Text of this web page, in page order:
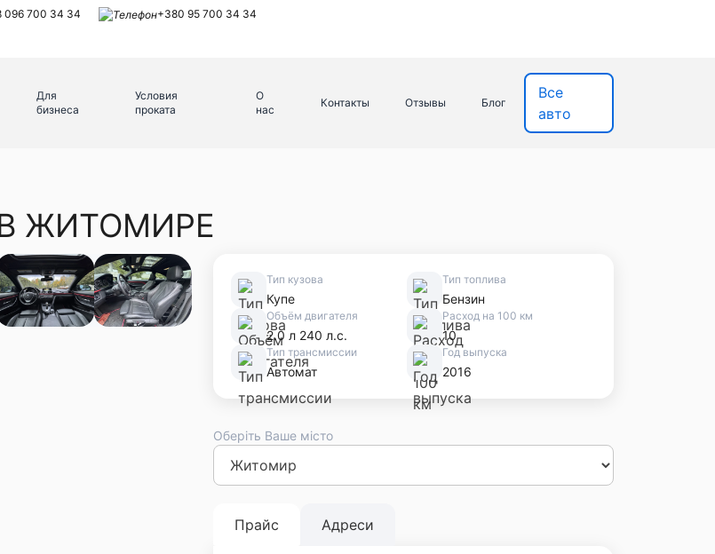
096 700 34 34 +380 95 700 34 34
Для
бизнеса
Условия
проката
О
нас
Контакты Отзывы Блог
Все
авто
В ЖИТОМИРЕ
Тип кузова
Купе
Тип топлива
Бензин
Объём двигателя
2.0 л 240 л.с.
Расход на 100 км
10
Тип трансмиссии
Автомат
Год выпуска
2016
Оберіть Ваше місто
КиевЛьвовОдесса
ФранковскТернополь
Прайс Адреси